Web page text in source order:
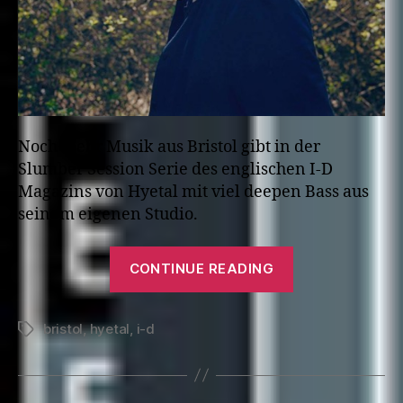
Noch mehr Musik aus Bristol gibt in der
Slumber Session Serie des englischen I-D
Magazins von Hyetal mit viel deepen Bass aus
seinem eigenen Studio.
CONTINUE READING
Tagsbristol,hyetal i-d